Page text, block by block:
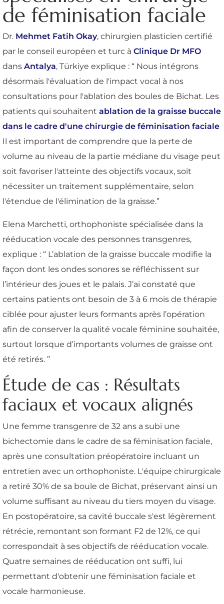
de féminisation faciale
Dr. Mehmet Fatih Okay, chirurgien plasticien certifié
par le conseil européen et turc à Clinique Dr MFO
dans Antalya, Türkiye explique : “ Nous intégrons
désormais l'évaluation de l'impact vocal à nos
consultations pour l'ablation des boules de Bichat. Les
patients qui souhaitent ablation de la graisse buccale
dans le cadre d'une chirurgie de féminisation faciale
Il est important de comprendre que la perte de
volume au niveau de la partie médiane du visage peut
soit favoriser l'atteinte des objectifs vocaux, soit
nécessiter un traitement supplémentaire, selon
l'étendue de l'élimination de la graisse.”
Elena Marchetti, orthophoniste spécialisée dans la
rééducation vocale des personnes transgenres,
explique : “ L’ablation de la graisse buccale modifie la
façon dont les ondes sonores se réfléchissent sur
l’intérieur des joues et le palais. J’ai constaté que
certains patients ont besoin de 3 à 6 mois de thérapie
ciblée pour ajuster leurs formants après l’opération
afin de conserver la qualité vocale féminine souhaitée,
surtout lorsque d’importants volumes de graisse ont
été retirés. ”
Étude de cas : Résultats
faciaux et vocaux alignés
Une femme transgenre de 32 ans a subi une
bichectomie dans le cadre de sa féminisation faciale,
après une consultation préopératoire incluant un
entretien avec un orthophoniste. L'équipe chirurgicale
a retiré 30% de sa boule de Bichat, préservant ainsi un
volume suffisant au niveau du tiers moyen du visage.
En postopératoire, sa cavité buccale s'est légèrement
rétrécie, remontant son formant F2 de 12%, ce qui
correspondait à ses objectifs de rééducation vocale.
Quatre semaines de rééducation ont suffi, lui
permettant d'obtenir une féminisation faciale et
vocale harmonieuse.